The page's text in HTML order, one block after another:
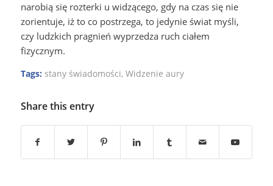
narobią się rozterki u widzącego, gdy na czas się nie
zorientuje, iż to co postrzega, to jedynie świat myśli,
czy ludzkich pragnień wyprzedza ruch ciałem
fizycznym.
Tags: stany świadomości, Widzenie aury
Share this entry